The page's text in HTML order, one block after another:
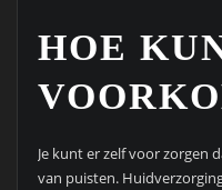
HOE
Je kunt er zelf voor zorgen
van puisten.